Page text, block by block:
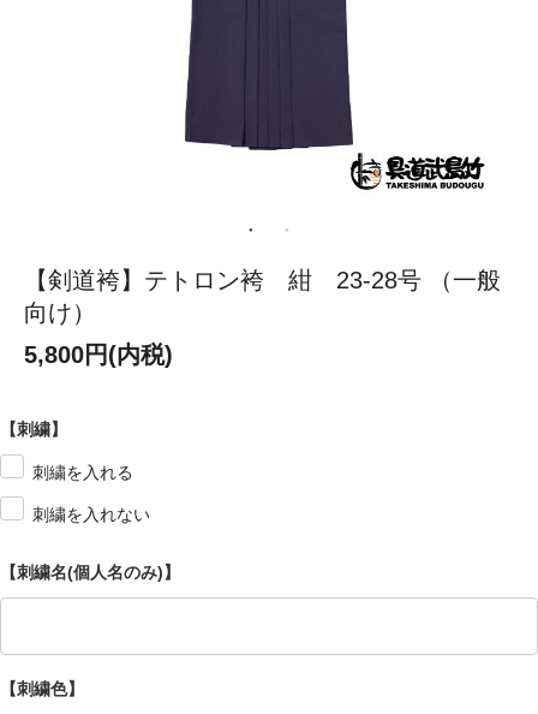
【剣道袴】テトロン袴 紺 23-28号 （一般
向け）
5,800円(内税)
【刺繍】
刺繍を入れる
刺繍を入れない
【刺繍名(個人名のみ)】
【刺繍色】